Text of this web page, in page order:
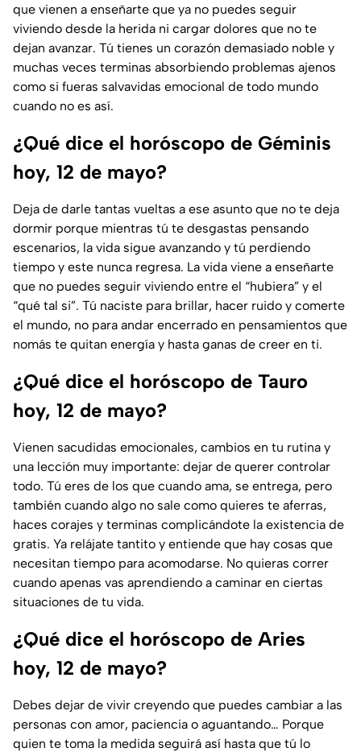
que vienen a enseñarte que ya no puedes seguir
viviendo desde la herida ni cargar dolores que no te
dejan avanzar. Tú tienes un corazón demasiado noble y
muchas veces terminas absorbiendo problemas ajenos
como si fueras salvavidas emocional de todo mundo
cuando no es así.
¿Qué dice el horóscopo de Géminis
hoy, 12 de mayo?
Deja de darle tantas vueltas a ese asunto que no te deja
dormir porque mientras tú te desgastas pensando
escenarios, la vida sigue avanzando y tú perdiendo
tiempo y este nunca regresa. La vida viene a enseñarte
que no puedes seguir viviendo entre el “hubiera” y el
“qué tal si”. Tú naciste para brillar, hacer ruido y comerte
el mundo, no para andar encerrado en pensamientos que
nomás te quitan energía y hasta ganas de creer en ti.
¿Qué dice el horóscopo de Tauro
hoy, 12 de mayo?
Vienen sacudidas emocionales, cambios en tu rutina y
una lección muy importante: dejar de querer controlar
todo. Tú eres de los que cuando ama, se entrega, pero
también cuando algo no sale como quieres te aferras,
haces corajes y terminas complicándote la existencia de
gratis. Ya relájate tantito y entiende que hay cosas que
necesitan tiempo para acomodarse. No quieras correr
cuando apenas vas aprendiendo a caminar en ciertas
situaciones de tu vida.
¿Qué dice el horóscopo de Aries
hoy, 12 de mayo?
Debes dejar de vivir creyendo que puedes cambiar a las
personas con amor, paciencia o aguantando… Porque
quien te toma la medida seguirá así hasta que tú lo